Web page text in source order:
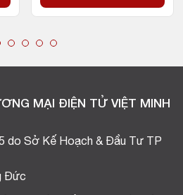
MẠI ĐIỆN TỬ VIỆT MINH
do Sở Kế Hoạch & Đầu Tư TP
Đức